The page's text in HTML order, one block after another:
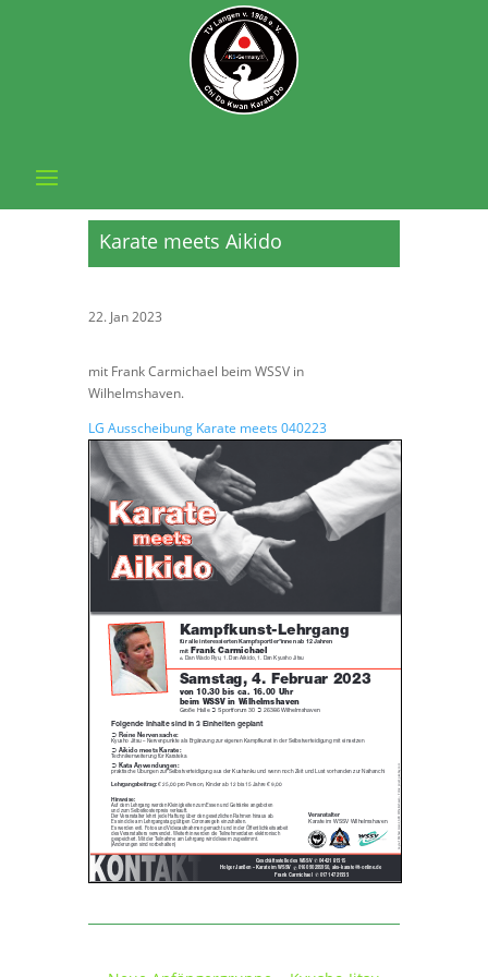
Karate meets Aikido
22. Jan 2023
mit Frank Carmichael beim WSSV in
Wilhelmshaven.
LG Ausscheibung Karate meets 040223